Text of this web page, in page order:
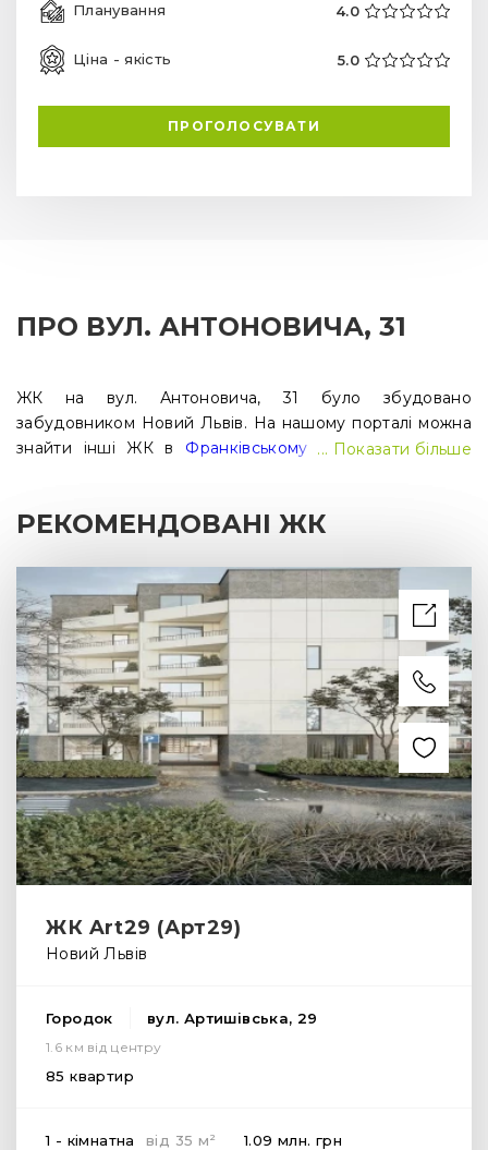
Планування 4.0
Ціна - якість 5.0
ПРОГОЛОСУВАТИ
ПРО ВУЛ. АНТОНОВИЧА, 31
ЖК на вул. Антоновича, 31 було збудовано
забудовником Новий Львів. На нашому порталі можна
знайти інші ЖК в Франківському районі Львовата
нижче і ми вам зателефонуємо!
... Показати більше
РЕКОМЕНДОВАНІ ЖК
ЖК Art29 (Арт29)
Новий Львів
Городок вул. Артишівська, 29
1.6 км від центру
85 квартир
1 - кімнатна від 35 м 2 1.09 млн. грн